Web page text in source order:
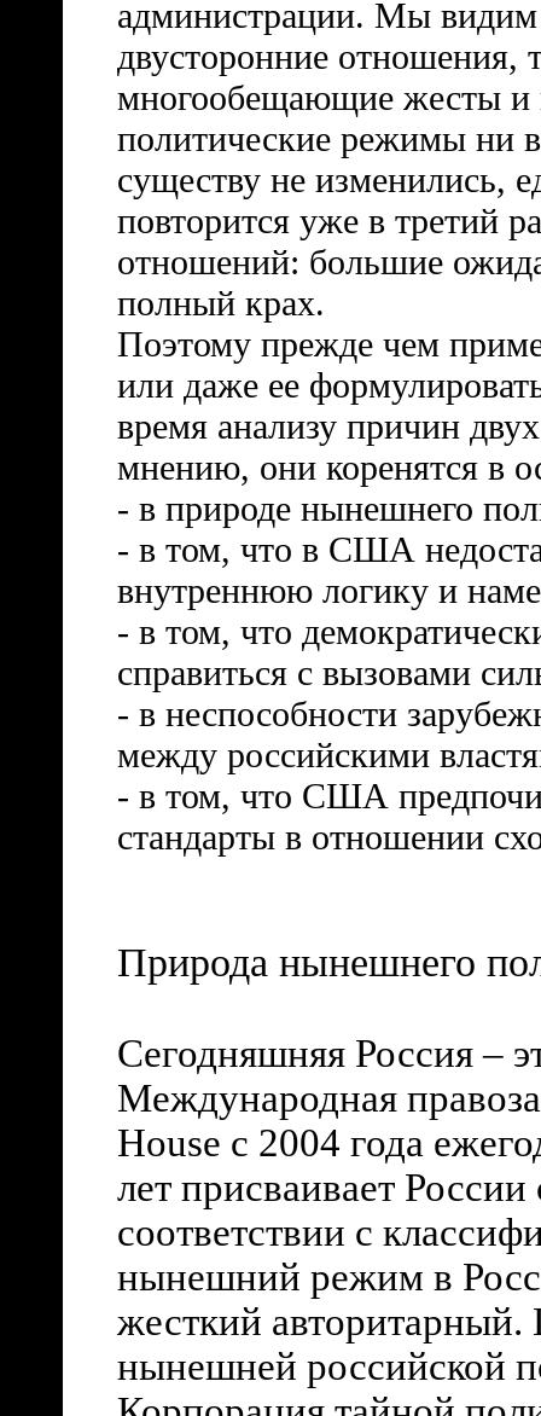
администрации. Мы видим
двусторонние отношения,
многообещающие жесты и
политические режимы ни
существу не изменились,
повторится уже в третий
отношений: большие
полный крах.
Поэтому прежде чем
или даже ее
время анализу причин
мнению, они коренятся в
- в природе нынешнего
- в том, что в США
внутреннюю логику и
- в том, что
справиться с вызовами
- в неспособности
между российскими
- в том, что США
стандарты в отношении
Природа нынешнего
Сегодняшняя Россия –
Международная
House с 2004 года
лет присваивает
соответствии с
нынешний режим в
жесткий
нынешней российской